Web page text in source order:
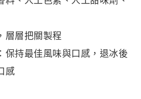
層層把關製程
保持最佳風味與口感，退冰後
感